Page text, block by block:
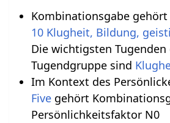
Kombinationsgabe gehört
10 Klugheit, Bildung,
Die wichtigsten Tugenden
Tugendgruppe sind
Im Kontext des
Fivegehört
Persönlichkeitsfaktor N0